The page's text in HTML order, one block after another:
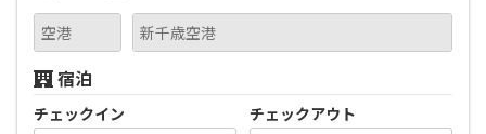
宿泊
チェックイン
チェックアウト